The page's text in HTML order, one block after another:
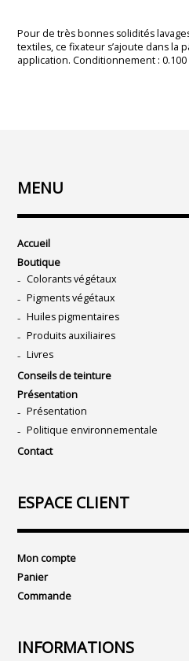
Pour de très bonnes solidités
textiles, ce fixateur s’ajoute dans la
application. Conditionnement : 0.100
MENU
Accueil
Boutique
Colorants végétaux
Pigments végétaux
Huiles pigmentaires
Produits auxiliaires
Livres
Conseils de teinture
Présentation
Présentation
Politique environnementale
Contact
ESPACE CLIENT
Mon compte
Panier
Commande
INFORMATIONS